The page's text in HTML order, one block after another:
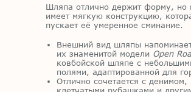
Шля­па от­лич­но дер­жит фор­му, но
име­ет мяг­кую кон­струк­цию,
пус­ка­ет её уме­рен­ное сми­на­ние.
Внешний вид шляпы
их знаменитой модели Open
ковбойской шляпе с
полями, адаптированной для
Отлично сочетается с денимом,